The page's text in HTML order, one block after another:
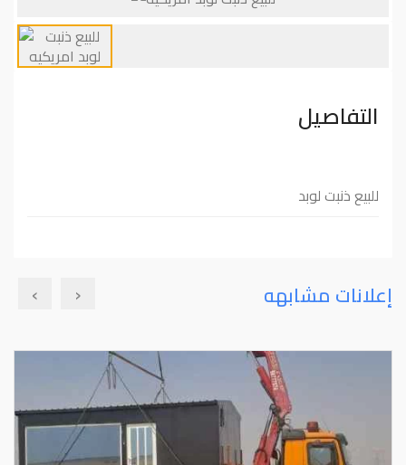
التفاصيل
للبيع ذنبت لوبد
إعلانات مشابهه ‹
›